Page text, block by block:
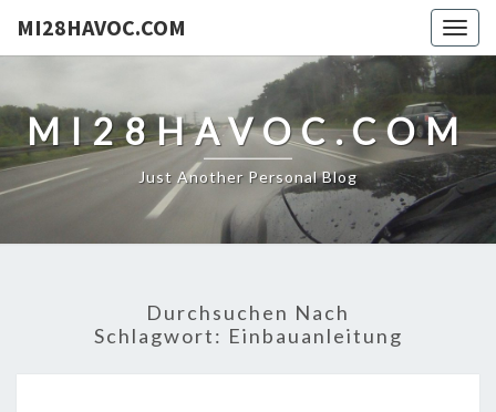
MI28HAVOC.COM
MI28HAVOC.COM
Just Another Personal Blog
Durchsuchen Nach
Schlagwort: Einbauanleitung